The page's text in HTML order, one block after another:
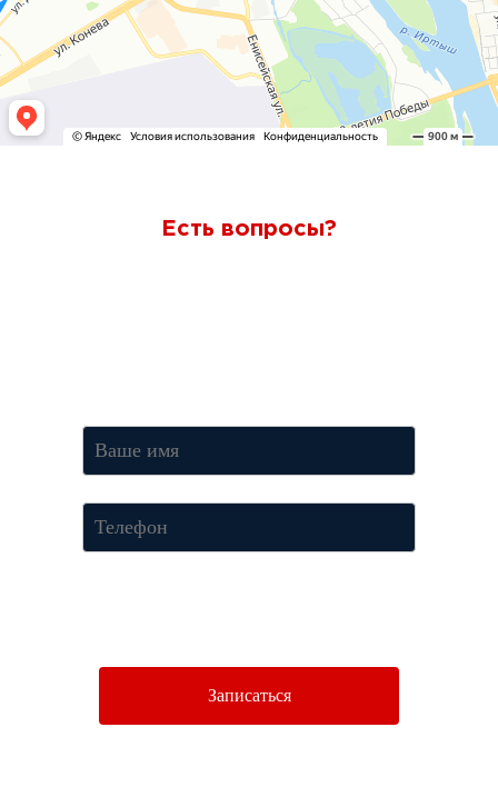
Есть вопросы?
Записаться